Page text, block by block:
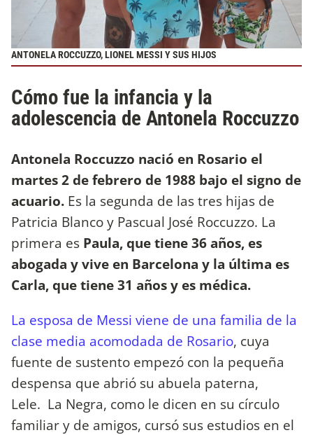
ANTONELA ROCCUZZO, LIONEL MESSI Y SUS HIJOS
Cómo fue la infancia y la
adolescencia de Antonela Roccuzzo
Antonela Roccuzzo nació en Rosario el
martes 2 de febrero de 1988 bajo el signo de
acuario. Es la segunda de las tres hijas de
Patricia Blanco y Pascual José Roccuzzo. La
primera es Paula, que tiene 36 años, es
abogada y vive en Barcelona y la última es
Carla, que tiene 31 años y es médica.
La esposa de Messi viene de una familia de la
clase media acomodada de Rosario, cuya
fuente de sustento empezó con la pequeña
despensa que abrió su abuela paterna,
Lele. La Negra, como le dicen en su círculo
familiar y de amigos, cursó sus estudios en el